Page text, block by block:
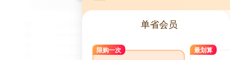
单省会员
限购一次 最划算